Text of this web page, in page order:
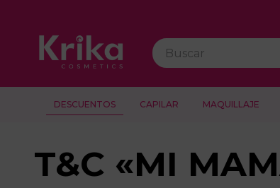
Buscar
DESCUENTOS CAPILAR MAQUILLAJE
T&C «MI